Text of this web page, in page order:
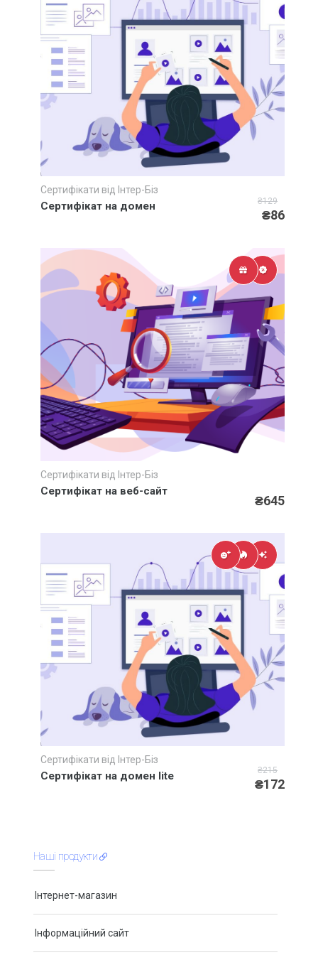
АКЦІЇ знижки до
33%
Не пропустіть величезну знижку!
ВСІ АКЦІЇ
Швидкий перегляд
Сертифікати від Інтер-Біз
Сертифікат на домен ₴129
₴86
Швидкий перегляд
Сертифікати від Інтер-Біз
Сертифікат на веб-сайт
₴645
Швидкий перегляд
Сертифікати від Інтер-Біз
Сертифікат на домен lite ₴215
₴172
Наші продукти
Інтернет-магазин
Інформаційний сайт